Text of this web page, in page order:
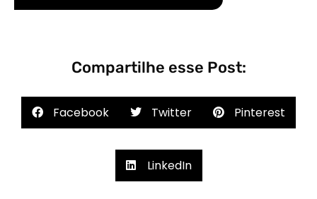
Compartilhe esse Post:
Facebook Twitter Pinterest
LinkedIn